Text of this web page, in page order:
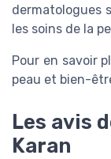
dermatologues
les soins de la
Pour en savoir
peau et bien-
Les avis
Karan